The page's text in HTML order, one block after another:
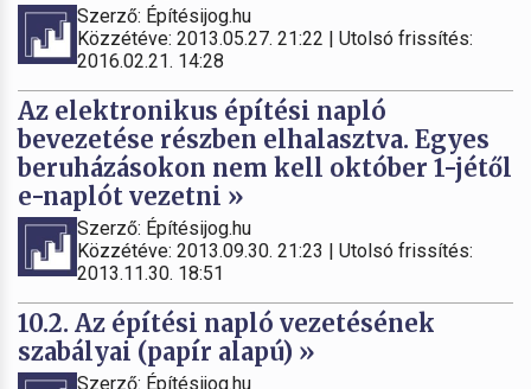
Szerző: Építésijog.hu
Közzétéve: 2013.05.27. 21:22 | Utolsó frissítés:
2016.02.21. 14:28
Az elektronikus építési napló
bevezetése részben elhalasztva. Egyes
beruházásokon nem kell október 1-jétől
e-naplót vezetni »
Szerző: Építésijog.hu
Közzétéve: 2013.09.30. 21:23 | Utolsó frissítés:
2013.11.30. 18:51
10.2. Az építési napló vezetésének
szabályai (papír alapú) »
Szerző: Építésijog.hu